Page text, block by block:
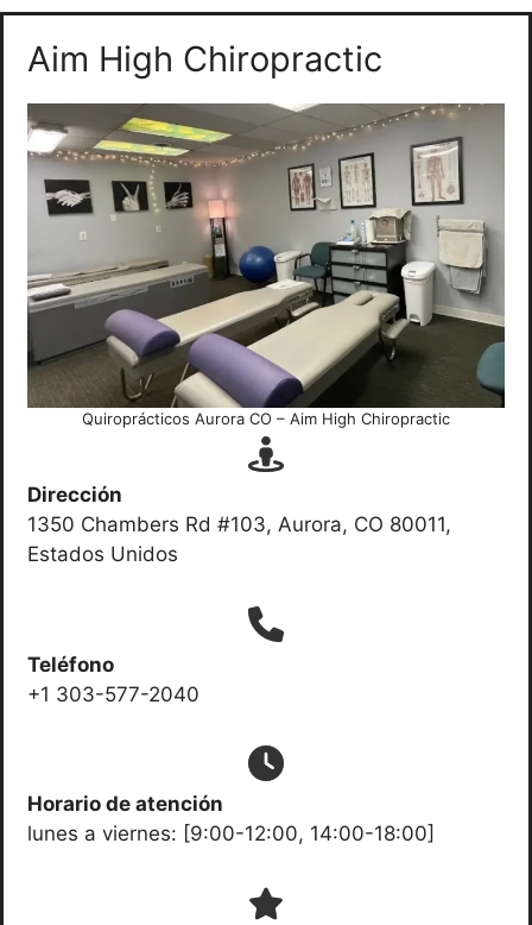
Aim High Chiropractic
Quiroprácticos Aurora CO – Aim High Chiropractic
Dirección
1350 Chambers Rd #103, Aurora, CO 80011,
Estados Unidos
Teléfono
+1 303-577-2040
Horario de atención
lunes a viernes: [9:00-12:00, 14:00-18:00]